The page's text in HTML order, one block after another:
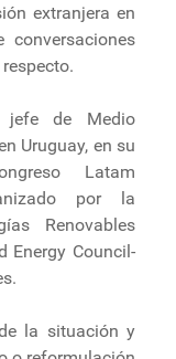
extranjera en
jefe de Medio
Uruguay, en su
Latam
por la
Renovables
Energy Council-
la situación y